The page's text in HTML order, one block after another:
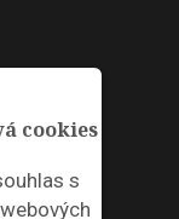
cookies
s